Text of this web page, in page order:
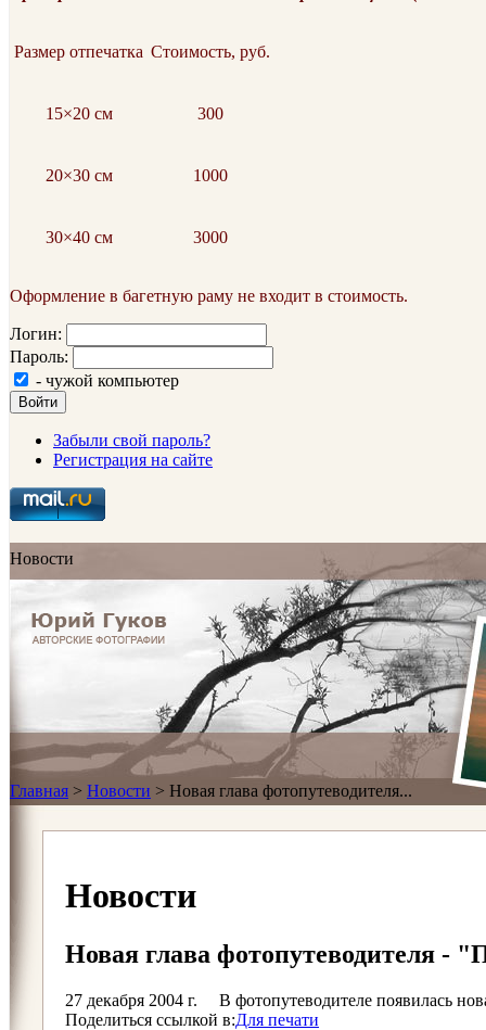
Размер отпечатка Стоимость, руб.
15×20 см 300
20×30 см 1000
30×40 см 3000
Оформление в багетную раму не входит в стоимость.
Логин:
Пароль:
- чужой компьютер
Войти
Забыли свой пароль?
Регистрация на сайте
Новости
Главная > Новости > Новая глава фотопутеводителя...
Новости
Новая глава фотопутеводителя -
27 декабря 2004 г.
В фотопутеводителе появилась
Поделиться ссылкой в:Для печати